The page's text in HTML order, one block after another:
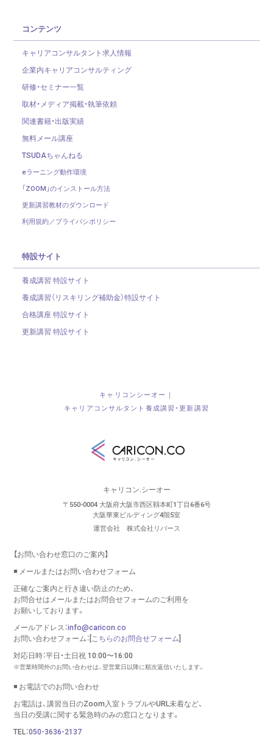
コンテンツ
キャリアコンサルタント求人情報
企業内キャリアコンサルティング
研修・セミナー一覧
取材・メディア掲載・執筆依頼
関連書籍・出版実績
無料メール講座
TSUDAちゃんねる
eラーニング動作環境
「ZOOM」のインストール方法
更新講習教材のダウンロード
利用規約／プライバシポリシー
特設サイト
養成講習 特設サイト
養成講習（リスキリング補助金）特設サイト
合格講座 特設サイト
更新講習 特設サイト
キャリコンシーオー｜
キャリアコンサルタント養成講習・更新講習
キャリコン.シーオー
〒550-0004 大阪府大阪市西区靱本町1丁目6番6号
大阪華東ビルディング4階5室
運営会社 株式会社リバース
【お問い合わせ窓口のご案内】
◾️ メールまたはお問い合わせフォーム
正確なご案内と行き違い防止のため、
お問合せはメールまたはお問合せフォームのご利用を
お願いしております。
メールアドレス：info@caricon.co
お問い合わせフォーム：[こちらのお問合せフォーム]
対応日時：平日・土日祝 10:00〜16:00
※営業時間外のお問い合わせは、翌営業日以降に順次返信いたします。
◾️ お電話でのお問い合わせ
お電話は、講習当日のZoom入室トラブルやURL未着など、
当日の受講に関する緊急時のみの窓口となります。
TEL：050-3636-2137